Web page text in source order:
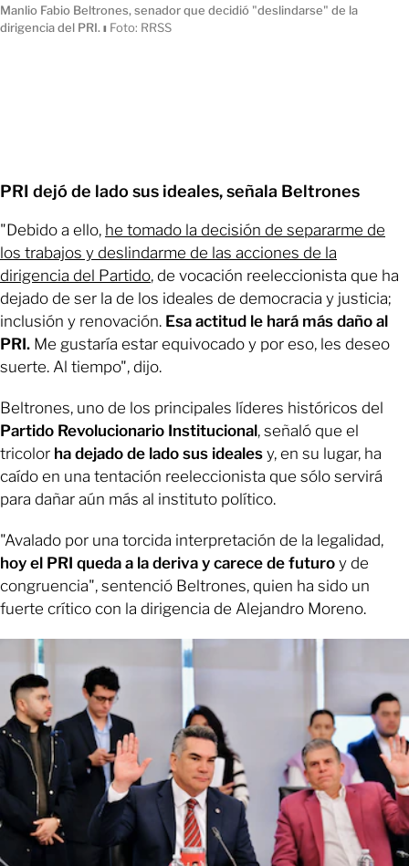
Manlio Fabio Beltrones, senador que decidió "deslindarse" de la
dirigencia del PRI.ı Foto: RRSS
PRI dejó de lado sus ideales, señala Beltrones
"Debido a ello, he tomado la decisión de separarme de
los trabajos y deslindarme de las acciones de la
dirigencia del Partido, de vocación reeleccionista que ha
dejado de ser la de los ideales de democracia y justicia;
inclusión y renovación. Esa actitud le hará más daño al
PRI. Me gustaría estar equivocado y por eso, les deseo
suerte. Al tiempo", dijo.
Beltrones, uno de los principales líderes históricos del
Partido Revolucionario Institucional, señaló que el
tricolor ha dejado de lado sus ideales y, en su lugar, ha
caído en una tentación reeleccionista que sólo servirá
para dañar aún más al instituto político.
"Avalado por una torcida interpretación de la legalidad,
hoy el PRI queda a la deriva y carece de futuro y de
congruencia", sentenció Beltrones, quien ha sido un
fuerte crítico con la dirigencia de Alejandro Moreno.